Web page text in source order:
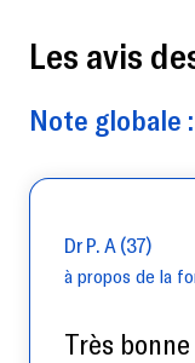
Les avis
Note globale
Dr P. A (37)
à propos de la
Très